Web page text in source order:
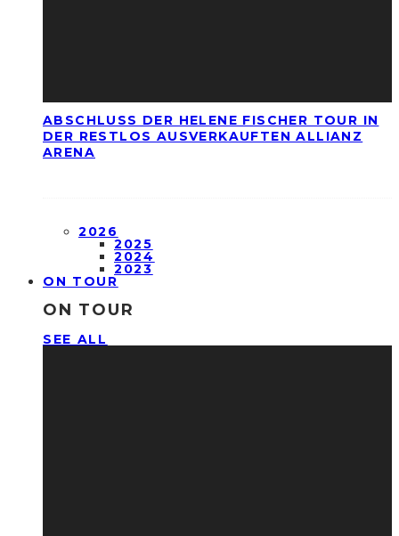
ABSCHLUSS DER HELENE FISCHER TOUR IN
DER RESTLOS AUSVERKAUFTEN ALLIANZ
ARENA
2026
2025
2024
2023
ON TOUR
ON TOUR
SEE ALL